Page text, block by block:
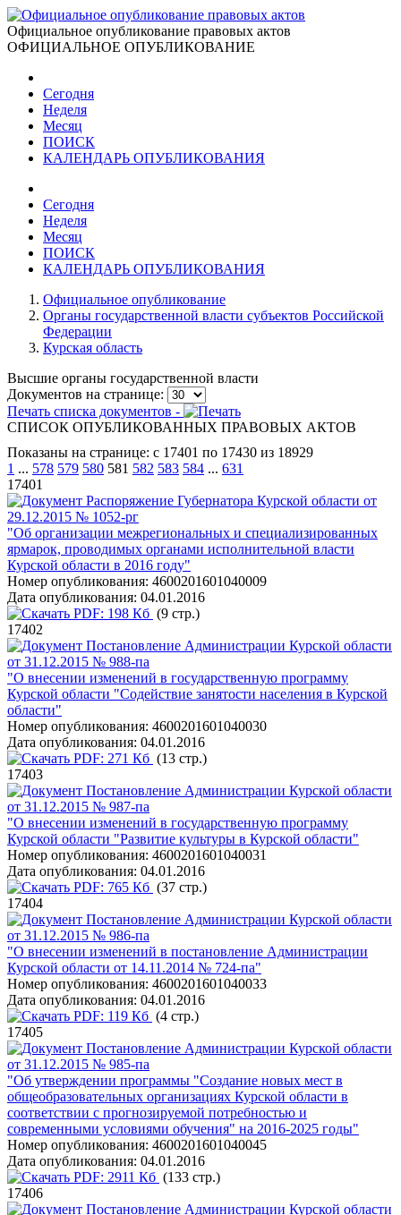
Официальное опубликование правовых актов
ОФИЦИАЛЬНОЕ ОПУБЛИКОВАНИЕ
Сегодня
Неделя
Месяц
ПОИСК
КАЛЕНДАРЬ ОПУБЛИКОВАНИЯ
Сегодня
Неделя
Месяц
ПОИСК
КАЛЕНДАРЬ ОПУБЛИКОВАНИЯ
Официальное опубликование
Органы государственной власти субъектов Российской
Федерации
Курская область
Высшие органы государственной власти
Документов на странице:
Печать списка документов -
СПИСОК ОПУБЛИКОВАННЫХ ПРАВОВЫХ АКТОВ
Показаны на странице: с 17401 по 17430 из 18929
1 ... 578 579 580 581 582 583 584 ... 631
17401
Распоряжение Губернатора Курской области от
29.12.2015 № 1052-рг
"Об организации межрегиональных и специализированных
ярмарок, проводимых органами исполнительной власти
Курской области в 2016 году"
Номер опубликования: 4600201601040009
Дата опубликования: 04.01.2016
PDF: 198 Кб (9 стр.)
17402
Постановление Администрации Курской области
от 31.12.2015 № 988-па
"О внесении изменений в государственную программу
Курской области "Содействие занятости населения в Курской
области"
Номер опубликования: 4600201601040030
Дата опубликования: 04.01.2016
PDF: 271 Кб (13 стр.)
17403
Постановление Администрации Курской области
от 31.12.2015 № 987-па
"О внесении изменений в государственную программу
Курской области "Развитие культуры в Курской области"
Номер опубликования: 4600201601040031
Дата опубликования: 04.01.2016
PDF: 765 Кб (37 стр.)
17404
Постановление Администрации Курской области
от 31.12.2015 № 986-па
"О внесении изменений в постановление Администрации
Курской области от 14.11.2014 № 724-па"
Номер опубликования: 4600201601040033
Дата опубликования: 04.01.2016
PDF: 119 Кб (4 стр.)
17405
Постановление Администрации Курской области
от 31.12.2015 № 985-па
"Об утверждении программы "Создание новых мест в
общеобразовательных организациях Курской области в
соответствии с прогнозируемой потребностью и
современными условиями обучения" на 2016-2025 годы"
Номер опубликования: 4600201601040045
Дата опубликования: 04.01.2016
PDF: 2911 Кб (133 стр.)
17406
Постановление Администрации Курской области